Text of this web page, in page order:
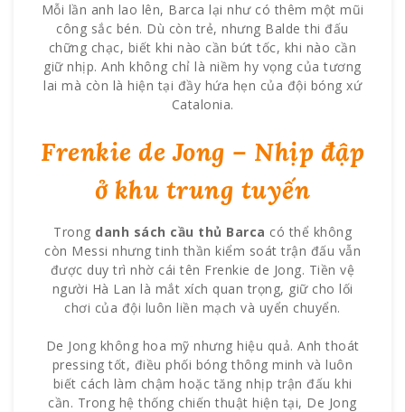
Mỗi lần anh lao lên, Barca lại như có thêm một mũi
công sắc bén. Dù còn trẻ, nhưng Balde thi đấu
chững chạc, biết khi nào cần bứt tốc, khi nào cần
giữ nhịp. Anh không chỉ là niềm hy vọng của tương
lai mà còn là hiện tại đầy hứa hẹn của đội bóng xứ
Catalonia.
Frenkie de Jong – Nhịp đập
ở khu trung tuyến
Trong danh sách cầu thủ Barca có thể không
còn Messi nhưng tinh thần kiểm soát trận đấu vẫn
được duy trì nhờ cái tên Frenkie de Jong. Tiền vệ
người Hà Lan là mắt xích quan trọng, giữ cho lối
chơi của đội luôn liền mạch và uyển chuyển.
De Jong không hoa mỹ nhưng hiệu quả. Anh thoát
pressing tốt, điều phối bóng thông minh và luôn
biết cách làm chậm hoặc tăng nhịp trận đấu khi
cần. Trong hệ thống chiến thuật hiện tại, De Jong